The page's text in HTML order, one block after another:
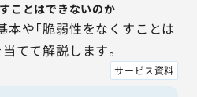
ことはできないのか
や「脆弱性をなくすことは
てて解説します。
サービス資料